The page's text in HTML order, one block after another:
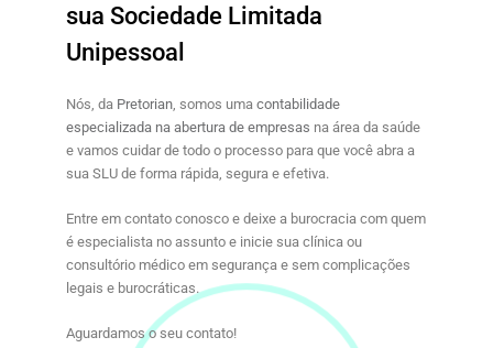
sua Sociedade Limitada
Unipessoal
Nós, da Pretorian , somos uma contabilidade
especializada na abertura de empresas na área da saúde
e vamos cuidar de todo o processo para que você abra a
sua SLU de forma rápida, segura e efetiva.
Entre em contato conosco e deixe a burocracia com quem
é especialista no assunto e inicie sua clínica ou
consultório médico em segurança e sem complicações
legais e burocráticas.
Aguardamos o seu contato!